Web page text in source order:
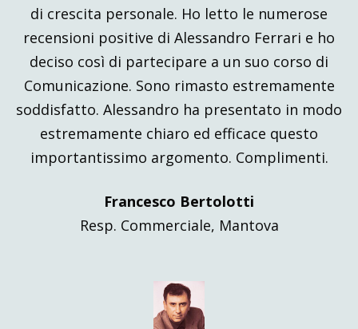
di crescita personale. Ho letto le numerose
recensioni positive di Alessandro Ferrari e ho
deciso così di partecipare a un suo corso di
Comunicazione. Sono rimasto estremamente
soddisfatto. Alessandro ha presentato in modo
estremamente chiaro ed efficace questo
importantissimo argomento. Complimenti.
Francesco Bertolotti
Resp. Commerciale, Mantova